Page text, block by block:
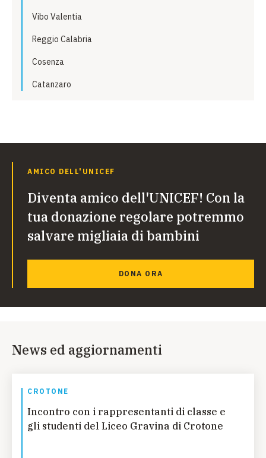
Vibo Valentia
Reggio Calabria
Cosenza
Catanzaro
AMICO DELL'UNICEF
Diventa amico dell'UNICEF! Con la
tua donazione regolare potremmo
salvare migliaia di bambini
DONA ORA
News ed aggiornamenti
CROTONE
Incontro con i rappresentanti di classe e
gli studenti del Liceo Gravina di Crotone